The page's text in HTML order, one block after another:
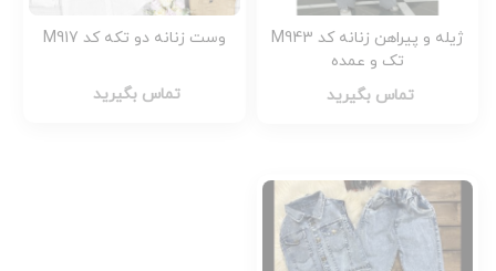
ژیله و پیراهن زنانه کد M943
تک و عمده
تماس بگیرید
وست زنانه دو تکه کد M917
تماس بگیرید